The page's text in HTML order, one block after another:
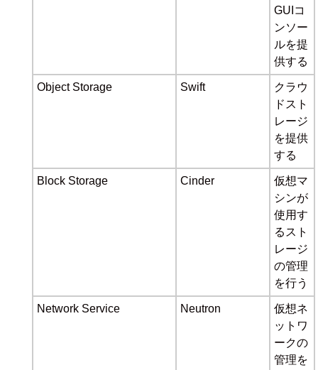
GUIコ
ンソー
ルを提
供する
Object Storage Swift
クラウ
ドスト
レージ
を提供
する
Block Storage Cinder
仮想マ
シンが
使用す
るスト
レージ
の管理
を行う
Network Service Neutron
仮想ネ
ットワ
ークの
管理を